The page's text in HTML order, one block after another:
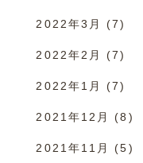
2022年3月 (7)
2022年2月 (7)
2022年1月 (7)
2021年12月 (8)
2021年11月 (5)